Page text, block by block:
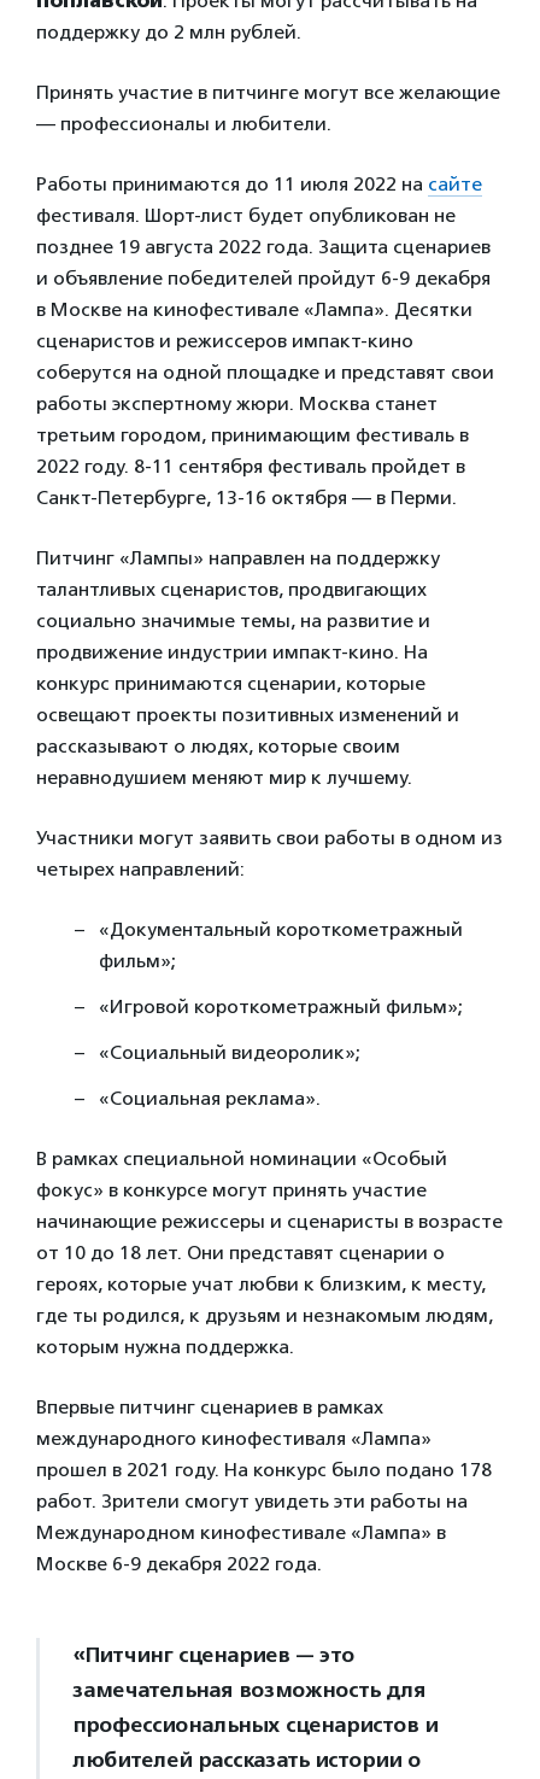
поддержку до 2 млн рублей.
Принять участие в питчинге могут все желающие
— профессионалы и любители.
Работы принимаются до 11 июля 2022 на сайте
фестиваля. Шорт-лист будет опубликован не
позднее 19 августа 2022 года. Защита сценариев
и объявление победителей пройдут 6-9 декабря
в Москве на кинофестивале «Лампа». Десятки
сценаристов и режиссеров импакт-кино
соберутся на одной площадке и представят свои
работы экспертному жюри. Москва станет
третьим городом, принимающим фестиваль в
2022 году. 8-11 сентября фестиваль пройдет в
Санкт-Петербурге, 13-16 октября — в Перми.
Питчинг «Лампы» направлен на поддержку
талантливых сценаристов, продвигающих
социально значимые темы, на развитие и
продвижение индустрии импакт-кино. На
конкурс принимаются сценарии, которые
освещают проекты позитивных изменений и
рассказывают о людях, которые своим
неравнодушием меняют мир к лучшему.
Участники могут заявить свои работы в одном из
четырех направлений:
«Документальный короткометражный
фильм»;
«Игровой короткометражный фильм»;
«Социальный видеоролик»;
«Социальная реклама».
В рамках специальной номинации «Особый
фокус» в конкурсе могут принять участие
начинающие режиссеры и сценаристы в возрасте
от 10 до 18 лет. Они представят сценарии о
героях, которые учат любви к близким, к месту,
где ты родился, к друзьям и незнакомым людям,
которым нужна поддержка.
Впервые питчинг сценариев в рамках
международного кинофестиваля «Лампа»
прошел в 2021 году. На конкурс было подано 178
работ. Зрители смогут увидеть эти работы на
Международном кинофестивале «Лампа» в
Москве 6-9 декабря 2022 года.
«Питчинг сценариев — это
замечательная возможность для
профессиональных сценаристов и
любителей рассказать истории о